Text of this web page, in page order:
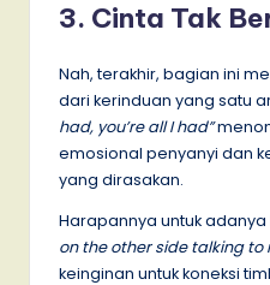
3. Cinta Tak
Nah, terakhir, bagian ini
dari kerinduan yang satu
had, you’re all I had”
emosional penyanyi dan
yang dirasakan.
Harapannya untuk
on the other side talking to
keinginan untuk koneksi